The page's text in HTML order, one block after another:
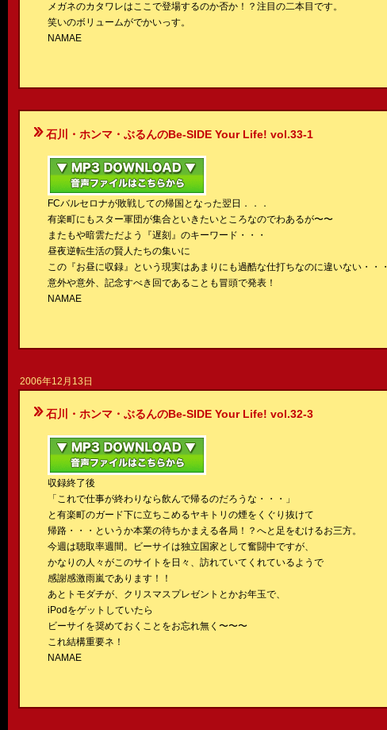
メガネのカタワレはここで登場するのか否か！？注目の二本目です。
笑いのボリュームがでかいっす。
NAMAE
石川・ホンマ・ぶるんのBe-SIDE Your Life! vol.33-1
FCバルセロナが敗戦しての帰国となった翌日．．．
有楽町にもスター軍団が集合といきたいところなのでわあるが〜〜
またもや暗雲ただよう『遅刻』のキーワード・・・
昼夜逆転生活の賢人たちの集いに
この『お昼に収録』という現実はあまりにも過酷な仕打ちなのに違いない・・・
意外や意外、記念すべき回であることも冒頭で発表！
NAMAE
2006年12月13日
石川・ホンマ・ぶるんのBe-SIDE Your Life! vol.32-3
収録終了後
「これで仕事が終わりなら飲んで帰るのだろうな・・・」
と有楽町のガード下に立ちこめるヤキトリの煙をくぐり抜けて
帰路・・・というか本業の待ちかまえる各局！？へと足をむけるお三方。
今週は聴取率週間。ビーサイは独立国家として奮闘中ですが、
かなりの人々がこのサイトを日々、訪れていてくれているようで
感謝感激雨嵐であります！！
あとトモダチが、クリスマスプレゼントとかお年玉で、
iPodをゲットしていたら
ビーサイを奨めておくことをお忘れ無く〜〜〜
これ結構重要ネ！
NAMAE